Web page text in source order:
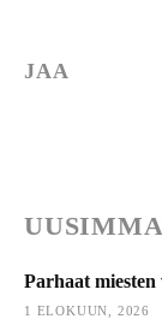
JAA
Parhaat miesten
1 ELOKUUN, 2026